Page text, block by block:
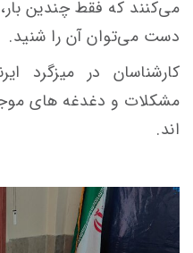
می‌کنند که فقط چندین
دست می‌توان آن را شنید.
کارشناسان در میزگرد
مشکلات و دغدغه های
اند.